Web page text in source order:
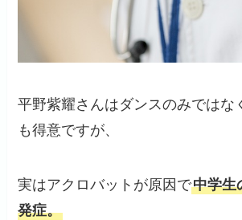
平野紫耀さんはダンスのみではな
も得意ですが、
実はアクロバットが原因で中学生
発症。